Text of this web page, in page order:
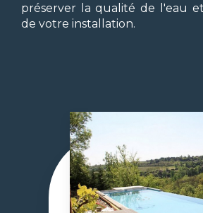
préserver la qualité de l'eau
de votre installation.